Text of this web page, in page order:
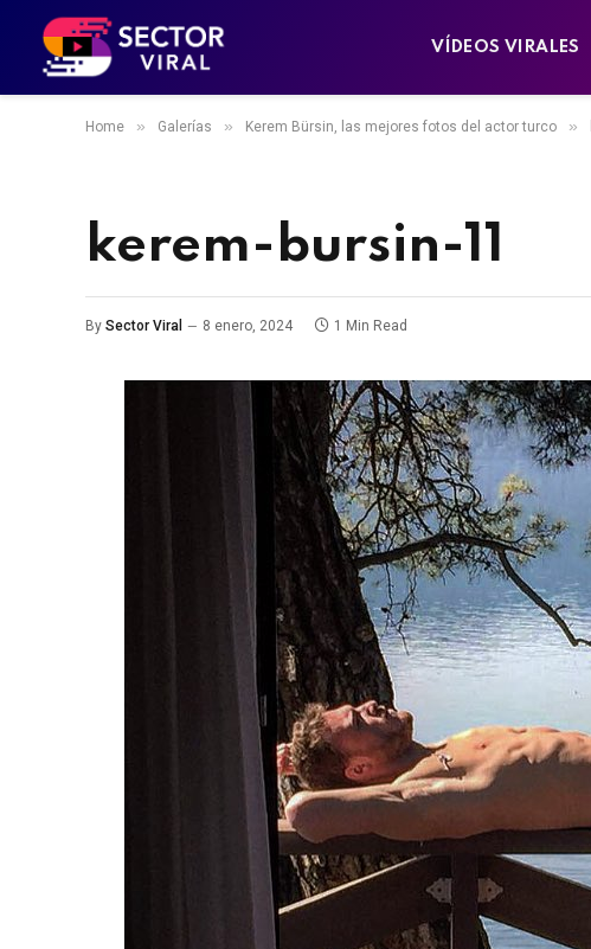
VÍDEOS VIRALES
Home » Galerías » Kerem Bürsin, las mejores fotos del actor turco »
kerem-bursin-11
By Sector Viral 8 enero, 2024 1 Min Read